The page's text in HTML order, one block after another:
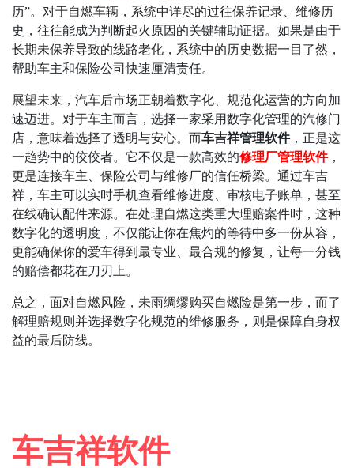
历”。对于自燃车辆，系统中详尽的过往保养记录、维修历
史，往往能成为判断起火原因的关键辅助证据。如果是由于
长期未保养导致的线路老化，系统中的历史数据一目了然，
帮助车主和保险公司快速厘清责任。
展望未来，汽车后市场正朝着数字化、规范化运营的方向加
速迈进。对于车主而言，选择一家采用数字化管理的汽修门
店，意味着选择了透明与安心。而车吉祥管理软件，正是这
一趋势中的佼佼者。它不仅是一款高效的修理厂管理软件，
更是连接车主、保险公司与维修厂的信任桥梁。通过车吉
祥，车主可以实时手机查看维修进度、审核电子账单，甚至
在线确认配件来源。在处理自燃这类重大理赔案件时，这种
数字化的透明度，不仅能让你在焦灼的等待中多一份从容，
更能确保你的爱车得到最专业、最合规的修复，让每一分钱
的赔偿都花在刀刃上。
总之，面对自燃风险，未雨绸缪购买自燃险是第一步，而了
解理赔规则并选择数字化规范的维修服务，则是保障自身权
益的最后防线。
车吉祥软件